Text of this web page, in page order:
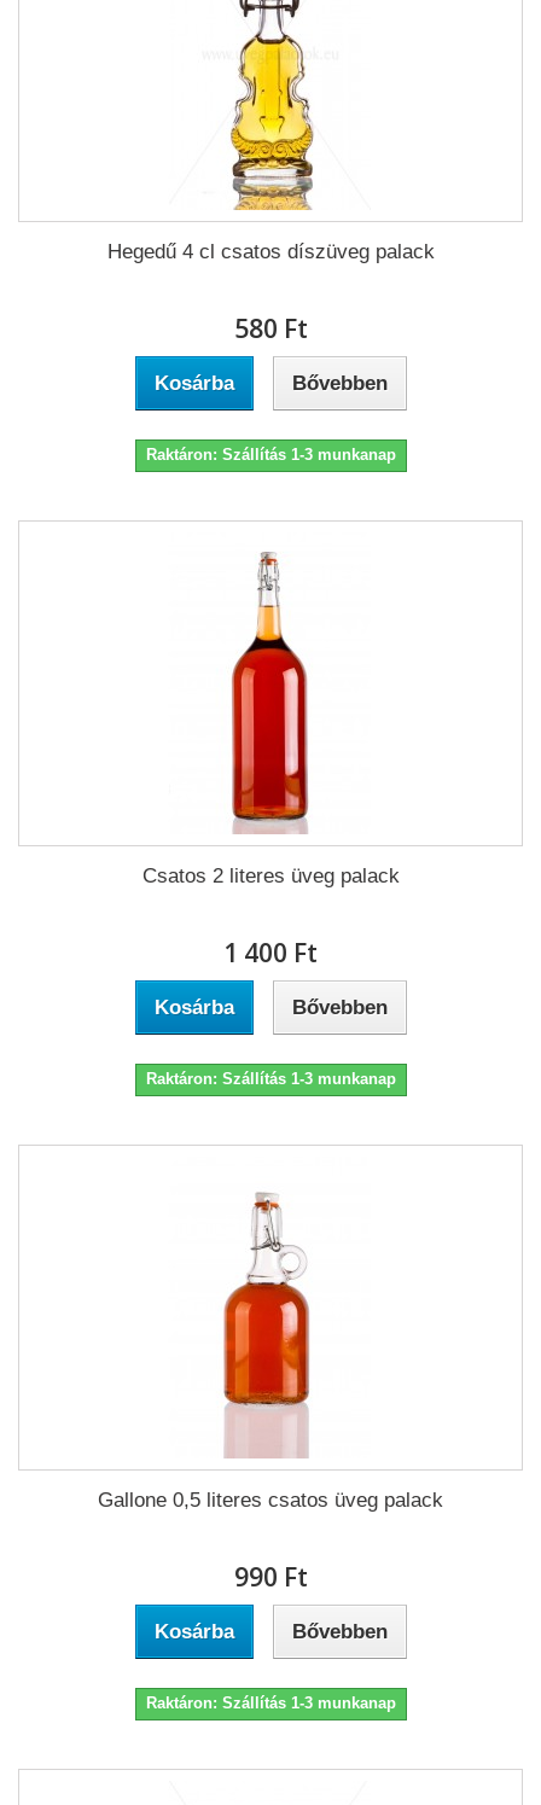
Hegedű 4 cl csatos díszüveg palack
580 Ft‎
Kosárba Bővebben
Raktáron: Szállítás 1-3 munkanap
Csatos 2 literes üveg palack
1 400 Ft‎
Kosárba Bővebben
Raktáron: Szállítás 1-3 munkanap
Gallone 0,5 literes csatos üveg palack
990 Ft‎
Kosárba Bővebben
Raktáron: Szállítás 1-3 munkanap